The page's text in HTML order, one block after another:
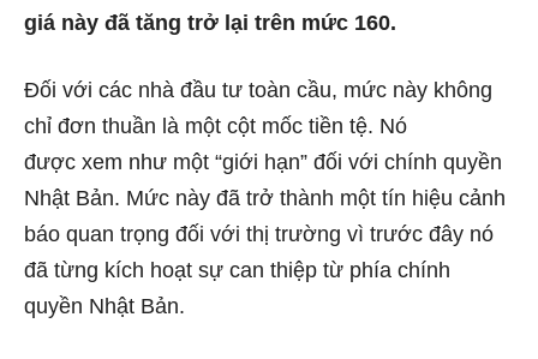
giá này đã tăng trở lại trên mức 160.
Đối với các nhà đầu tư toàn cầu, mức này không
chỉ đơn thuần là một cột mốc tiền tệ. Nó
được xem như một “giới hạn” đối với chính quyền
Nhật Bản. Mức này đã trở thành một tín hiệu cảnh
báo quan trọng đối với thị trường vì trước đây nó
đã từng kích hoạt sự can thiệp từ phía chính
quyền Nhật Bản.